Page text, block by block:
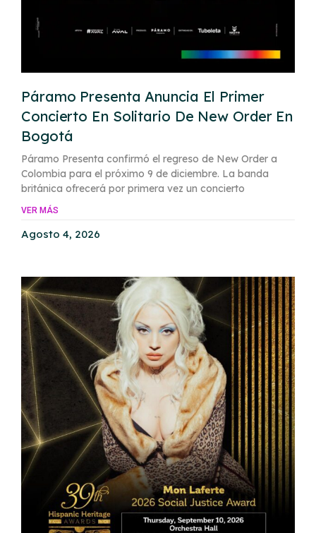
Páramo Presenta Anuncia El Primer
Concierto En Solitario De New Order En
Bogotá
Páramo Presenta confirmó el regreso de New Order a
Colombia para el próximo 9 de diciembre. La banda
británica ofrecerá por primera vez un concierto
VER MÁS
Agosto 4, 2026